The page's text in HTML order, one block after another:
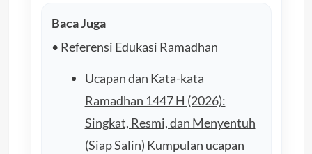
Baca Juga
• Referensi Edukasi Ramadhan
Ucapan dan Kata-kata
Ramadhan 1447 H (2026):
Singkat, Resmi, dan Menyentuh
(Siap Salin) Kumpulan ucapan